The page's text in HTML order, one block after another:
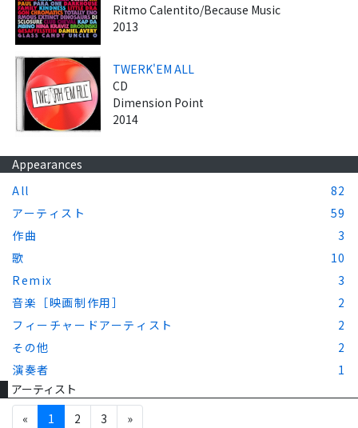
Ritmo Calentito/Because Music
2013
TWERK'EM ALL
CD
Dimension Point
2014
Appearances
All
82
アーティスト
59
作曲
3
歌
10
Remix
3
音楽［映画制作用］
2
フィーチャードアーティスト
2
その他
2
演奏者
1
アーティスト
«
1 2 3 »